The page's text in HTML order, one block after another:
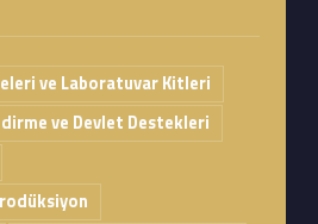
ve Laboratuvar Kitleri
ve Devlet Destekleri